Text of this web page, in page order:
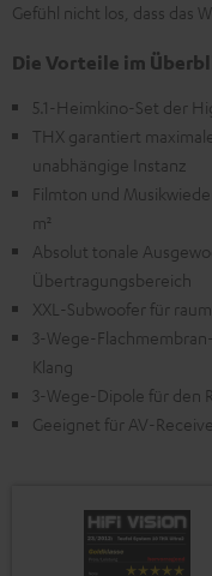
Gefühl nicht los, dass das
Die Vorteile im
5.1-Heimkino-Set der
THX garantiert
unabhängige Instanz
Filmton und
m²
Absolut tonale
Übertragungsbereich
XXL-Subwoofer für
3-Wege-
Klang
3-Wege-Dipole für den
Geeignet für AV-